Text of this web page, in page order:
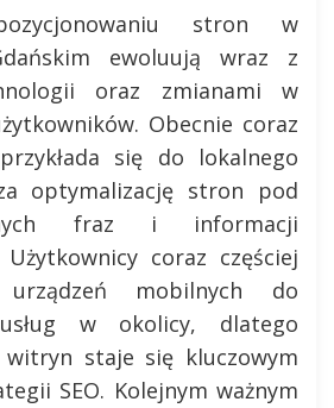
stron w
ewoluują wraz z
oraz zmianami w
Obecnie coraz
się do lokalnego
optymalizację stron pod
fraz i informacji
Użytkownicy coraz częściej
mobilnych do
w okolicy, dlatego
witryn staje się kluczowym
SEO. Kolejnym ważnym